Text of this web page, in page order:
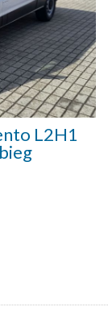
L2H1